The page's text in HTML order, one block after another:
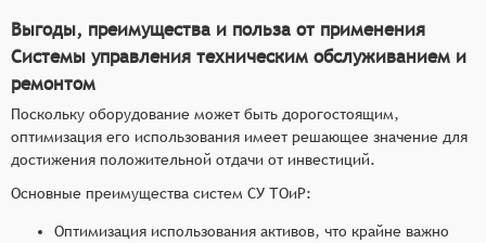
Выгоды, преимущества и польза от применения
Системы управления техническим обслуживанием и
ремонтом
Поскольку оборудование может быть дорогостоящим,
оптимизация его использования имеет решающее значение для
достижения положительной отдачи от инвестиций.
Основные преимущества систем СУ ТОиР:
Оптимизация использования активов, что крайне важно